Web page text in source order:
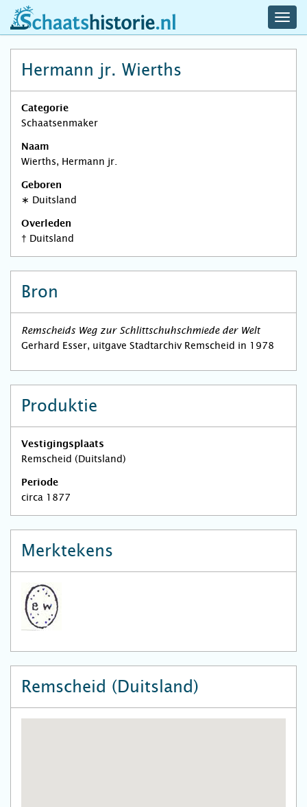
schaatshistorie.nl
Hermann jr. Wierths
Categorie
Schaatsenmaker
Naam
Wierths, Hermann jr.
Geboren
∗ Duitsland
Overleden
† Duitsland
Bron
Remscheids Weg zur Schlittschuhschmiede der Welt
Gerhard Esser, uitgave Stadtarchiv Remscheid in 1978
Produktie
Vestigingsplaats
Remscheid (Duitsland)
Periode
circa 1877
Merktekens
Remscheid (Duitsland)